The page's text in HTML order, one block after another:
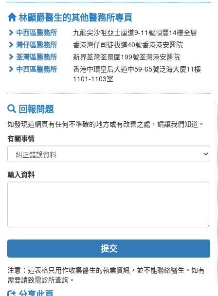
林顯爵醫生的其他醫務所專頁
中西區醫務所
九龍尖沙咀亞士厘道9-11號順豐14樓全層
灣仔區醫務所
香港灣仔司徒拔道40號香港港安醫院
荃灣區醫務所
新界荃灣荃景圍199號荃灣港安醫院
中西區醫務所
香港中環皇后大道中59-65號泛海大廈11樓
1101-1103室
回報問題
如發現這網頁有任何不準確的地方或有改善之處，請讓我們知道。
有關事情
輸入資料
提交
注意：這表格只用作收集醫生的執業資訊，並不能聯絡醫生。如有
需要請致電診所查詢。